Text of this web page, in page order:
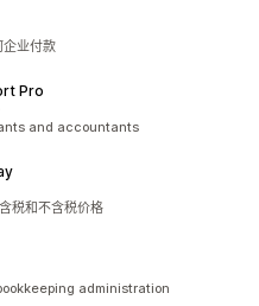
企业付款
Pro
and accountants
税和不含税价格
administration